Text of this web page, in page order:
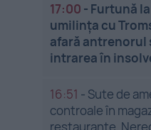
17:00 - Furtună
umilința cu
afară antrenorul
intrarea în
16:51 - Sute de
controale în